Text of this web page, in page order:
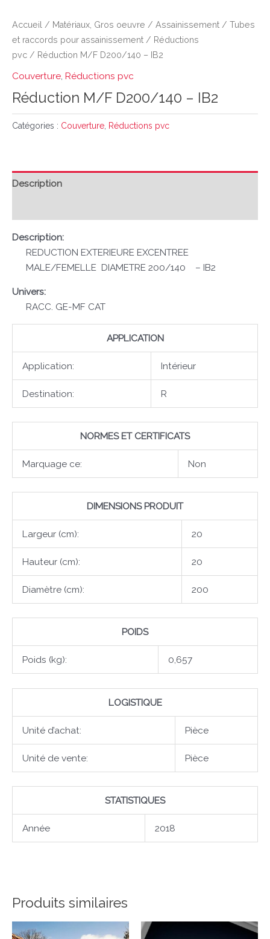
Accueil / Matériaux, Gros oeuvre / Assainissement / Tubes
et raccords pour assainissement / Réductions
pvc / Réduction M/F D200/140 – IB2
Couverture Réductions pvc
Réduction M/F D200/140 – IB2
Catégories : Couverture Réductions pvc
Description
Description:
REDUCTION EXTERIEURE EXCENTREE
MALE/FEMELLE DIAMETRE 200/140 – IB2
Univers:
RACC. GE-MF CAT
APPLICATION
Application: Intérieur
Destination: R
NORMES ET CERTIFICATS
Marquage ce: Non
DIMENSIONS PRODUIT
Largeur (cm): 20
Hauteur (cm): 20
Diamètre (cm): 200
POIDS
Poids (kg): 0,657
LOGISTIQUE
Unité d’achat: Pièce
Unité de vente: Pièce
STATISTIQUES
Année 2018
Produits similaires